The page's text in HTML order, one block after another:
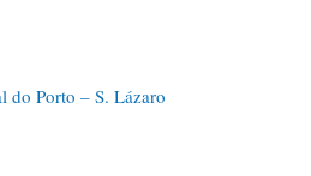
do Porto – S. Lázaro